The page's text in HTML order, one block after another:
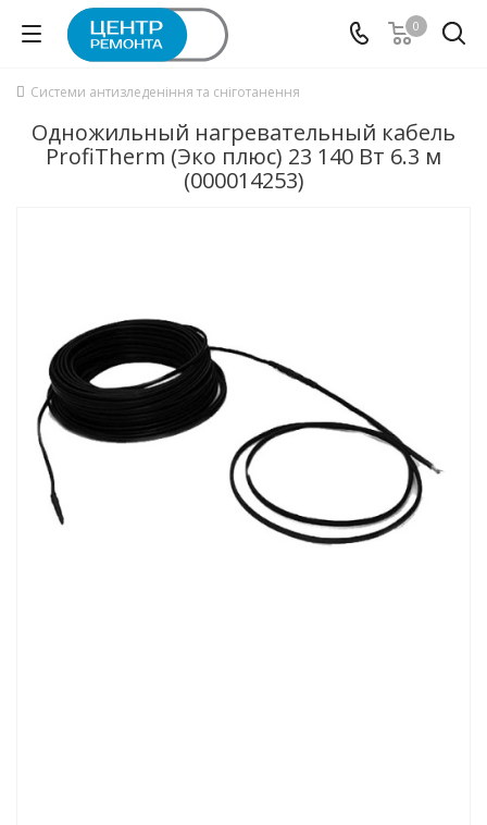
0
Системи антизледеніння та сніготанення
Одножильный нагревательный кабель
ProfiTherm (Эко плюс) 23 140 Вт 6.3 м
(000014253)